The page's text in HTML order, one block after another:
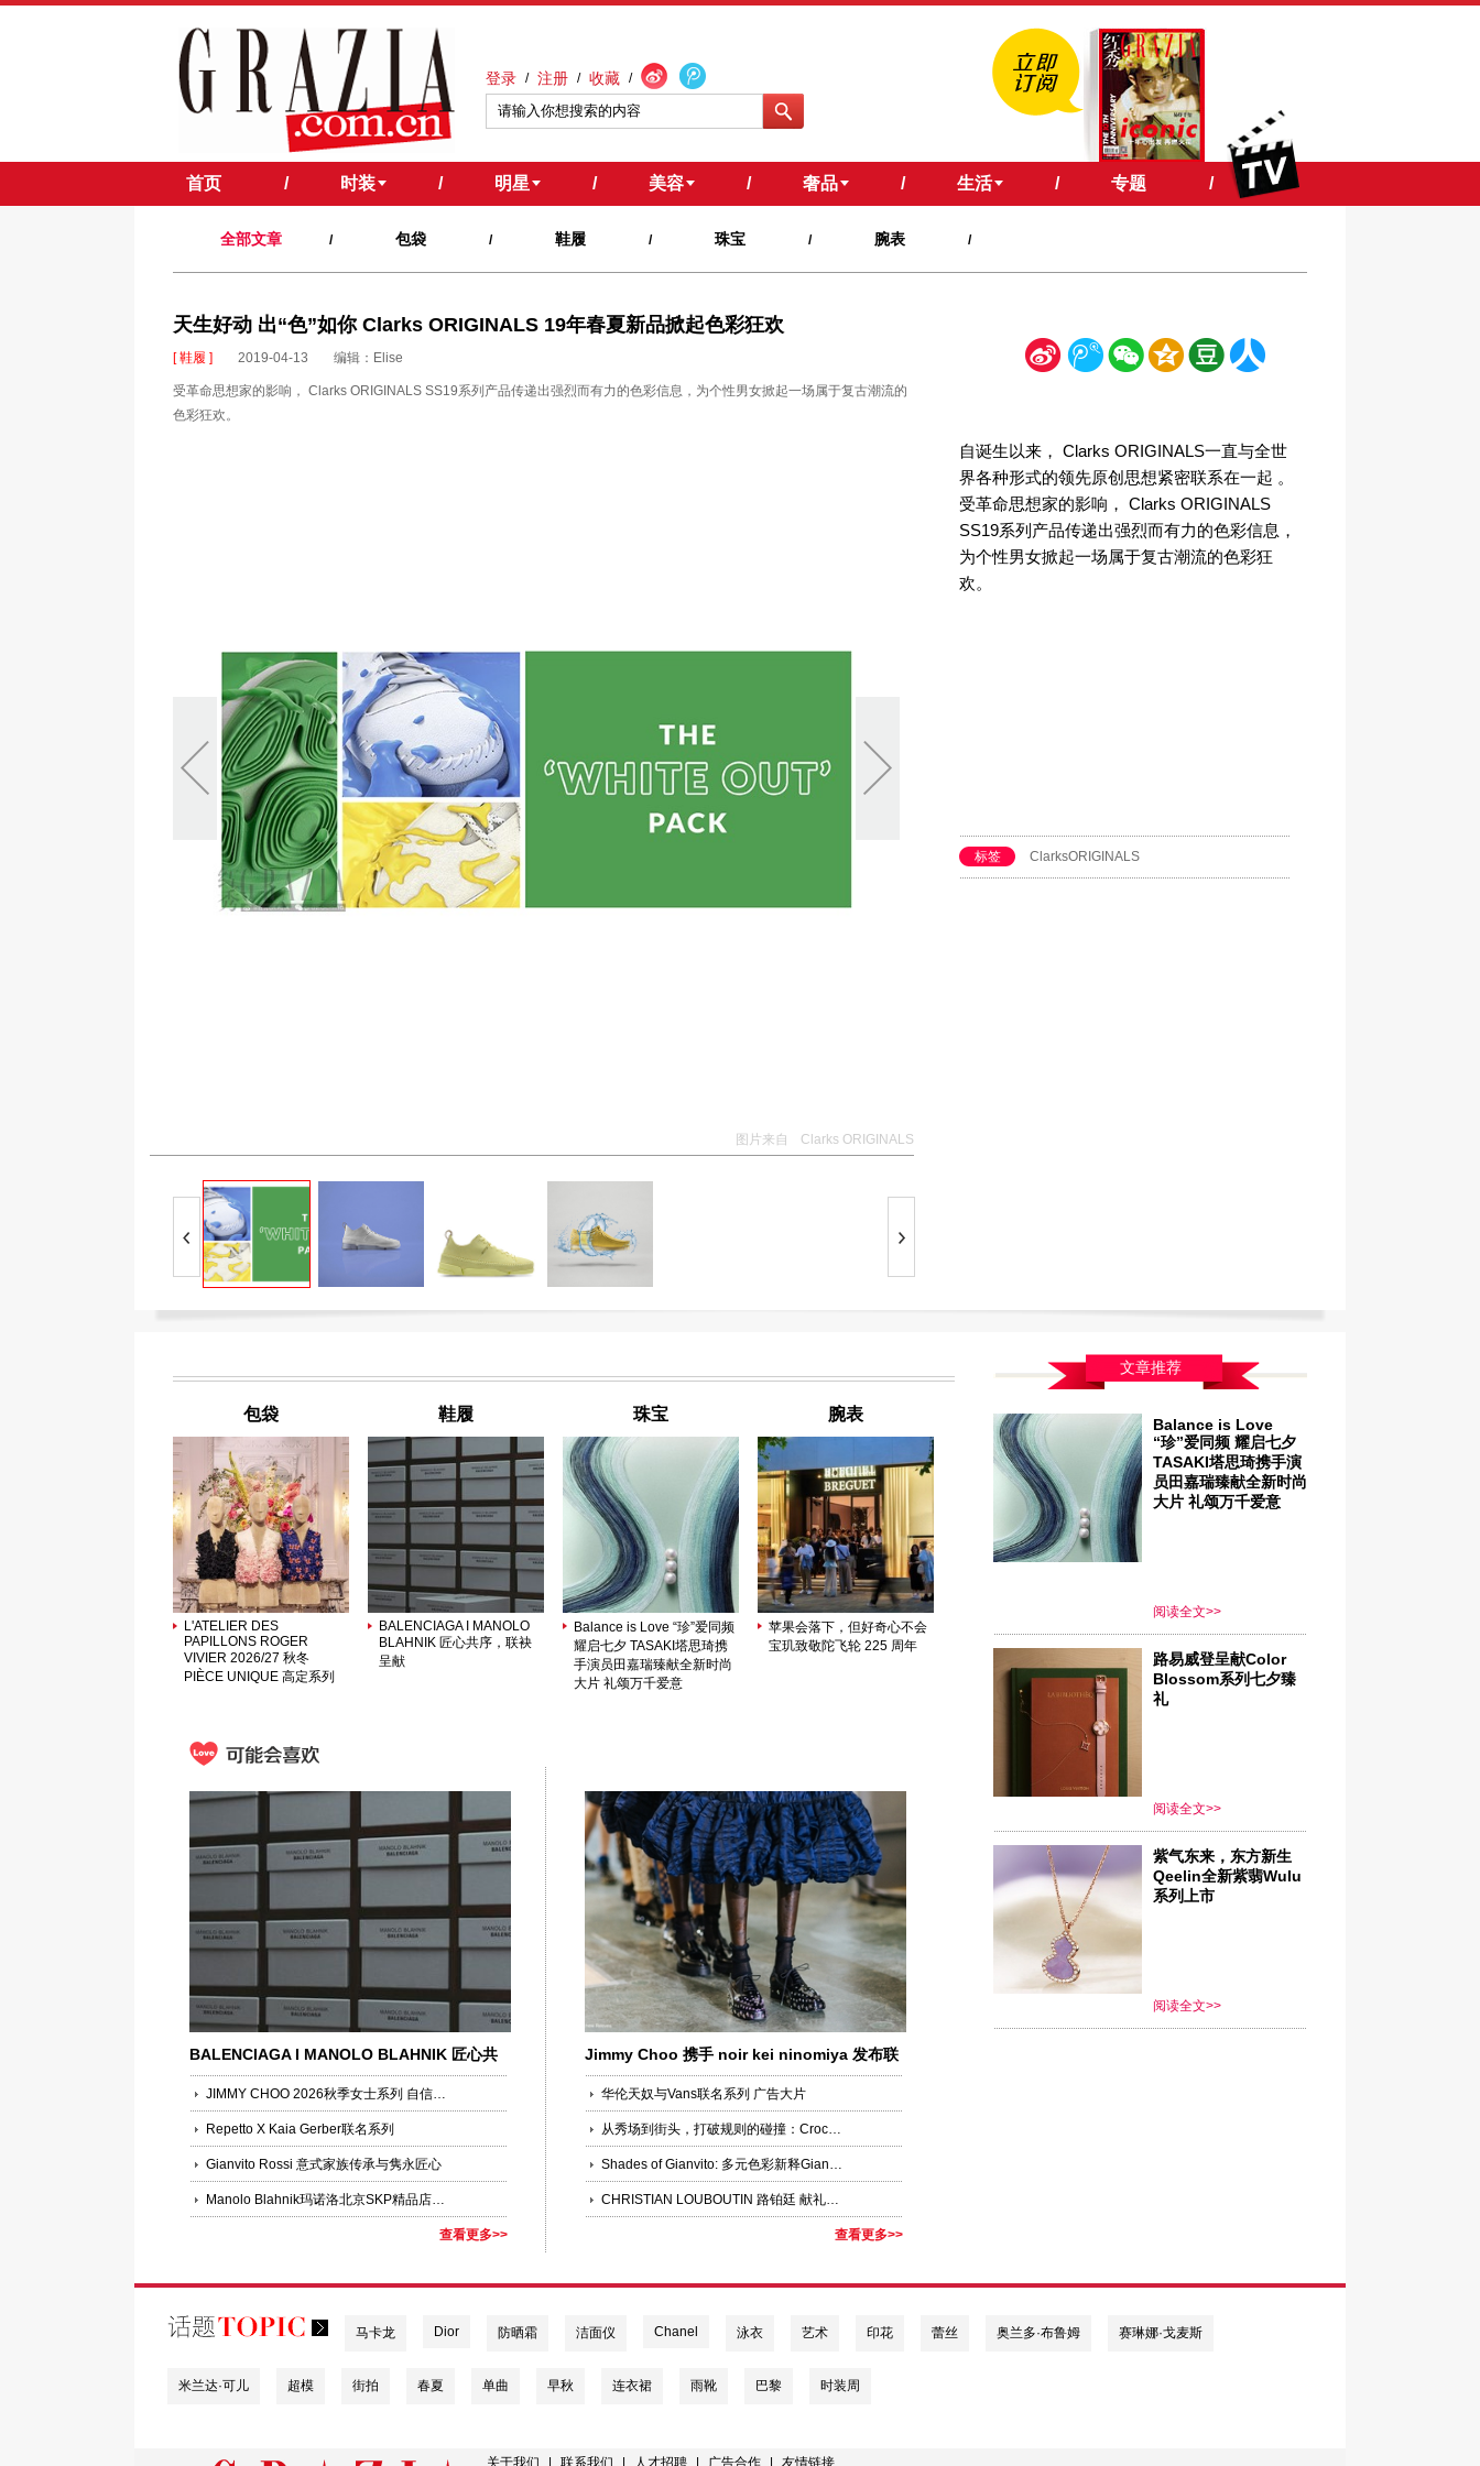
登录 / 注册 / 收藏 /
首页 / 时装 / 明星 / 美容 / 奢品 / 生活 / 专题 /
全部文章 / 包袋 / 鞋履 / 珠宝 / 腕表 /
天生好动 出“色”如你 Clarks ORIGINALS 19年春夏新品掀起色彩狂欢
[ 鞋履 ] 2019-04-13 编辑：Elise
受革命思想家的影响， Clarks ORIGINALS SS19系列产品传递出强烈而有力的色彩信息，为个性男女掀起一场属于复古潮流的
色彩狂欢。
新 腾 微 空 豆
图片来自 Clarks ORIGINALS
自诞生以来， Clarks ORIGINALS一直与全世
界各种形式的领先原创思想紧密联系在一起 。
受革命思想家的影响， Clarks ORIGINALS
SS19系列产品传递出强烈而有力的色彩信息，
为个性男女掀起一场属于复古潮流的色彩狂
欢。
标签 ClarksORIGINALS
包袋
L'ATELIER DES
PAPILLONS ROGER
VIVIER 2026/27 秋冬
PIÈCE UNIQUE 高定系列
鞋履
BALENCIAGA I MANOLO
BLAHNIK 匠心共序，联袂
呈献
珠宝
Balance is Love “珍”爱同频
耀启七夕 TASAKI塔思琦携
手演员田嘉瑞臻献全新时尚
大片 礼颂万千爱意
腕表
苹果会落下，但好奇心不会
宝玑致敬陀飞轮 225 周年
BALENCIAGA I MANOLO BLAHNIK 匠心共
序，联袂呈献
JIMMY CHOO 2026秋季女士系列 自信魅力
Repetto X Kaia Gerber联名系列
Gianvito Rossi 意式家族传承与隽永匠心
Manolo Blahnik玛诺洛北京SKP精品店盛大开幕
查看更多>>
Jimmy Choo 携手 noir kei ninomiya 发布联
名系列
华伦天奴与Vans联名系列 广告大片
从秀场到街头，打破规则的碰撞：Crocs携手Jean Paul Gaultier推出联名系列鞋款
Shades of Gianvito: 多元色彩新释Gianvito Rossi标志性高跟鞋
CHRISTIAN LOUBOUTIN 路铂廷 献礼七夕全球品牌代言人王俊凯演绎2025秋冬新作
查看更多>>
文章推荐
Balance is Love
“珍”爱同频 耀启七夕
TASAKI塔思琦携手演
员田嘉瑞臻献全新时尚
大片 礼颂万千爱意
阅读全文>>
路易威登呈献Color
Blossom系列七夕臻
礼
阅读全文>>
紫气东来，东方新生
Qeelin全新紫翡Wulu
系列上市
阅读全文>>
马卡龙 Dior 防晒霜 洁面仪 Chanel 泳衣 艺术 印花 蕾丝 奥兰多·布鲁姆 赛琳娜·戈麦斯
米兰达·可儿 超模 街拍 春夏 单曲 早秋 连衣裙 雨靴 巴黎 时装周
关于我们 联系我们 人才招聘 广告合作 友情链接